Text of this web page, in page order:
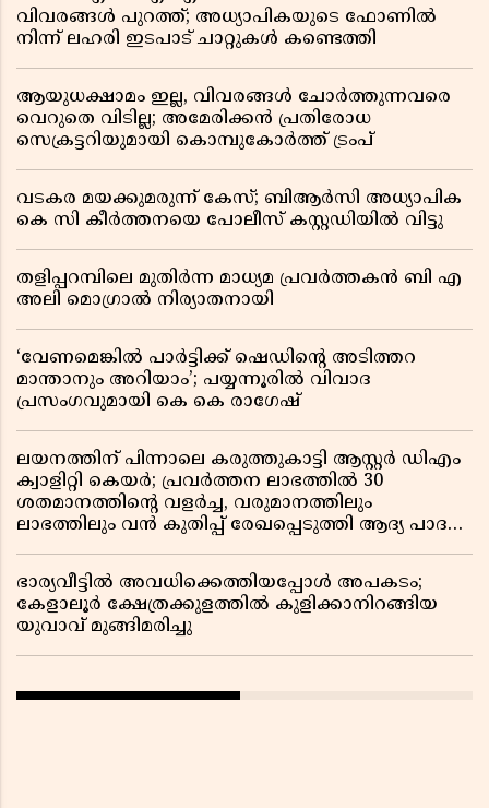
വിവരങ്ങൾ പുറത്ത്; അധ്യാപികയുടെ ഫോണിൽ
നിന്ന് ലഹരി ഇടപാട് ചാറ്റുകൾ കണ്ടെത്തി
ആയുധക്ഷാമം ഇല്ല, വിവരങ്ങൾ ചോർത്തുന്നവരെ
വെറുതെ വിടില്ല; അമേരിക്കൻ പ്രതിരോധ
സെക്രട്ടറിയുമായി കൊമ്പുകോർത്ത് ട്രംപ്
വടകര മയക്കുമരുന്ന് കേസ്; ബിആർസി അധ്യാപിക
കെ സി കീർത്തനയെ പോലീസ് കസ്റ്റഡിയിൽ വിട്ടു
തളിപ്പറമ്പിലെ മുതിർന്ന മാധ്യമ പ്രവർത്തകൻ ബി എ
അലി മൊഗ്രാൽ നിര്യാതനായി
‘വേണമെങ്കിൽ പാർട്ടിക്ക് ഷെഡിൻ്റെ അടിത്തറ
മാന്താനും അറിയാം’; പയ്യന്നൂരിൽ വിവാദ
പ്രസംഗവുമായി കെ കെ രാഗേഷ്
ലയനത്തിന് പിന്നാലെ കരുത്തുകാട്ടി ആസ്റ്റർ ഡിഎം
ക്വാളിറ്റി കെയർ; പ്രവർത്തന ലാഭത്തിൽ 30
ശതമാനത്തിൻ്റെ വളർച്ച, വരുമാനത്തിലും
ലാഭത്തിലും വൻ കുതിപ്പ് രേഖപ്പെടുത്തി ആദ്യ പാദ
ഭാര്യവീട്ടിൽ അവധിക്കെത്തിയപ്പോൾ അപകടം;
കേളാലൂർ ക്ഷേത്രക്കുളത്തിൽ കുളിക്കാനിറങ്ങിയ
യുവാവ് മുങ്ങിമരിച്ചു